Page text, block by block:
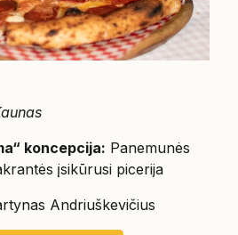
koncepcija: Panemunės
įsikūrusi picerija
Andriuškevičius